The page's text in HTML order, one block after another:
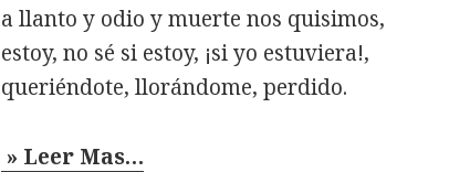
a llanto y odio y muerte nos quisimos,
estoy, no sé si estoy, ¡si yo estuviera!,
queriéndote, llorándome, perdido.
» Leer Mas…